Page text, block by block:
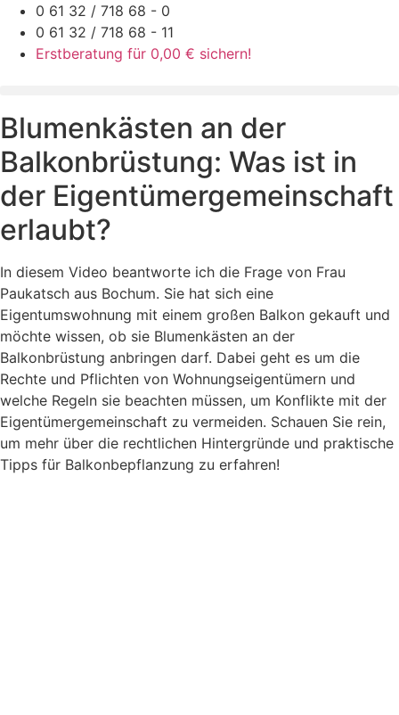
Zum
Inhalt
springen
0 61 32 / 718 68 - 0
0 61 32 / 718 68 - 11
Erstberatung für 0,00 € sichern!
Blumenkästen an der
Balkonbrüstung: Was ist in
der Eigentümergemeinschaft
erlaubt?
In diesem Video beantworte ich die Frage von Frau
Paukatsch aus Bochum. Sie hat sich eine
Eigentumswohnung mit einem großen Balkon gekauft und
möchte wissen, ob sie Blumenkästen an der
Balkonbrüstung anbringen darf. Dabei geht es um die
Rechte und Pflichten von Wohnungseigentümern und
welche Regeln sie beachten müssen, um Konflikte mit der
Eigentümergemeinschaft zu vermeiden. Schauen Sie rein,
um mehr über die rechtlichen Hintergründe und praktische
Tipps für Balkonbepflanzung zu erfahren!